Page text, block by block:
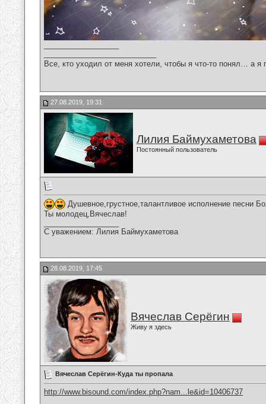
Все, кто уходил от меня хотели, чтобы я что-то понял… а
27.08.2019, 19:31
Лилия Баймухаметова
Постоянный пользователь
Душевное,грустное,талантливое исполнение песни
Ты молодец,Вячеслав!
С уважением: Лилия Баймухаметова
28.08.2019, 17:45
Вячеслав Серёгин
Живу я здесь
Вячеслав Серёгин-Куда ты пропала
http://www.bisound.com/index.php?nam...le&id=10406737